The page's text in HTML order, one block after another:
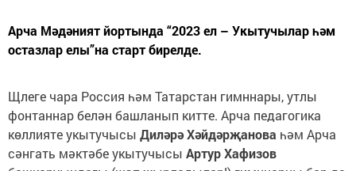
Арча Мәдәният йортында “2023 ел – Укытучылар һәм
остазлар елы”на старт бирелде.
Щлеге чара Россия һәм Татарстан гимннары, утлы
фонтаннар белән башланып китте. Арча педагогика
көллияте укытучысы Диләрә Хәйдәрҗанова һәм Арча
сәнгать мәктәбе укытучысы Артур Хафизов